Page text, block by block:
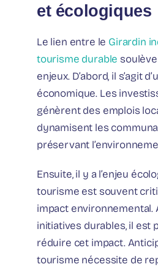
et écologiques
Le lien entre le Girardin
tourisme durable
enjeux. D’abord, il s’agit
économique. Les
génèrent des emplois
dynamisent les
préservant
Ensuite, il y a l’enjeu
tourisme est souvent
impact environnemental.
initiatives durables, il est
réduire cet impact.
tourisme nécessite de